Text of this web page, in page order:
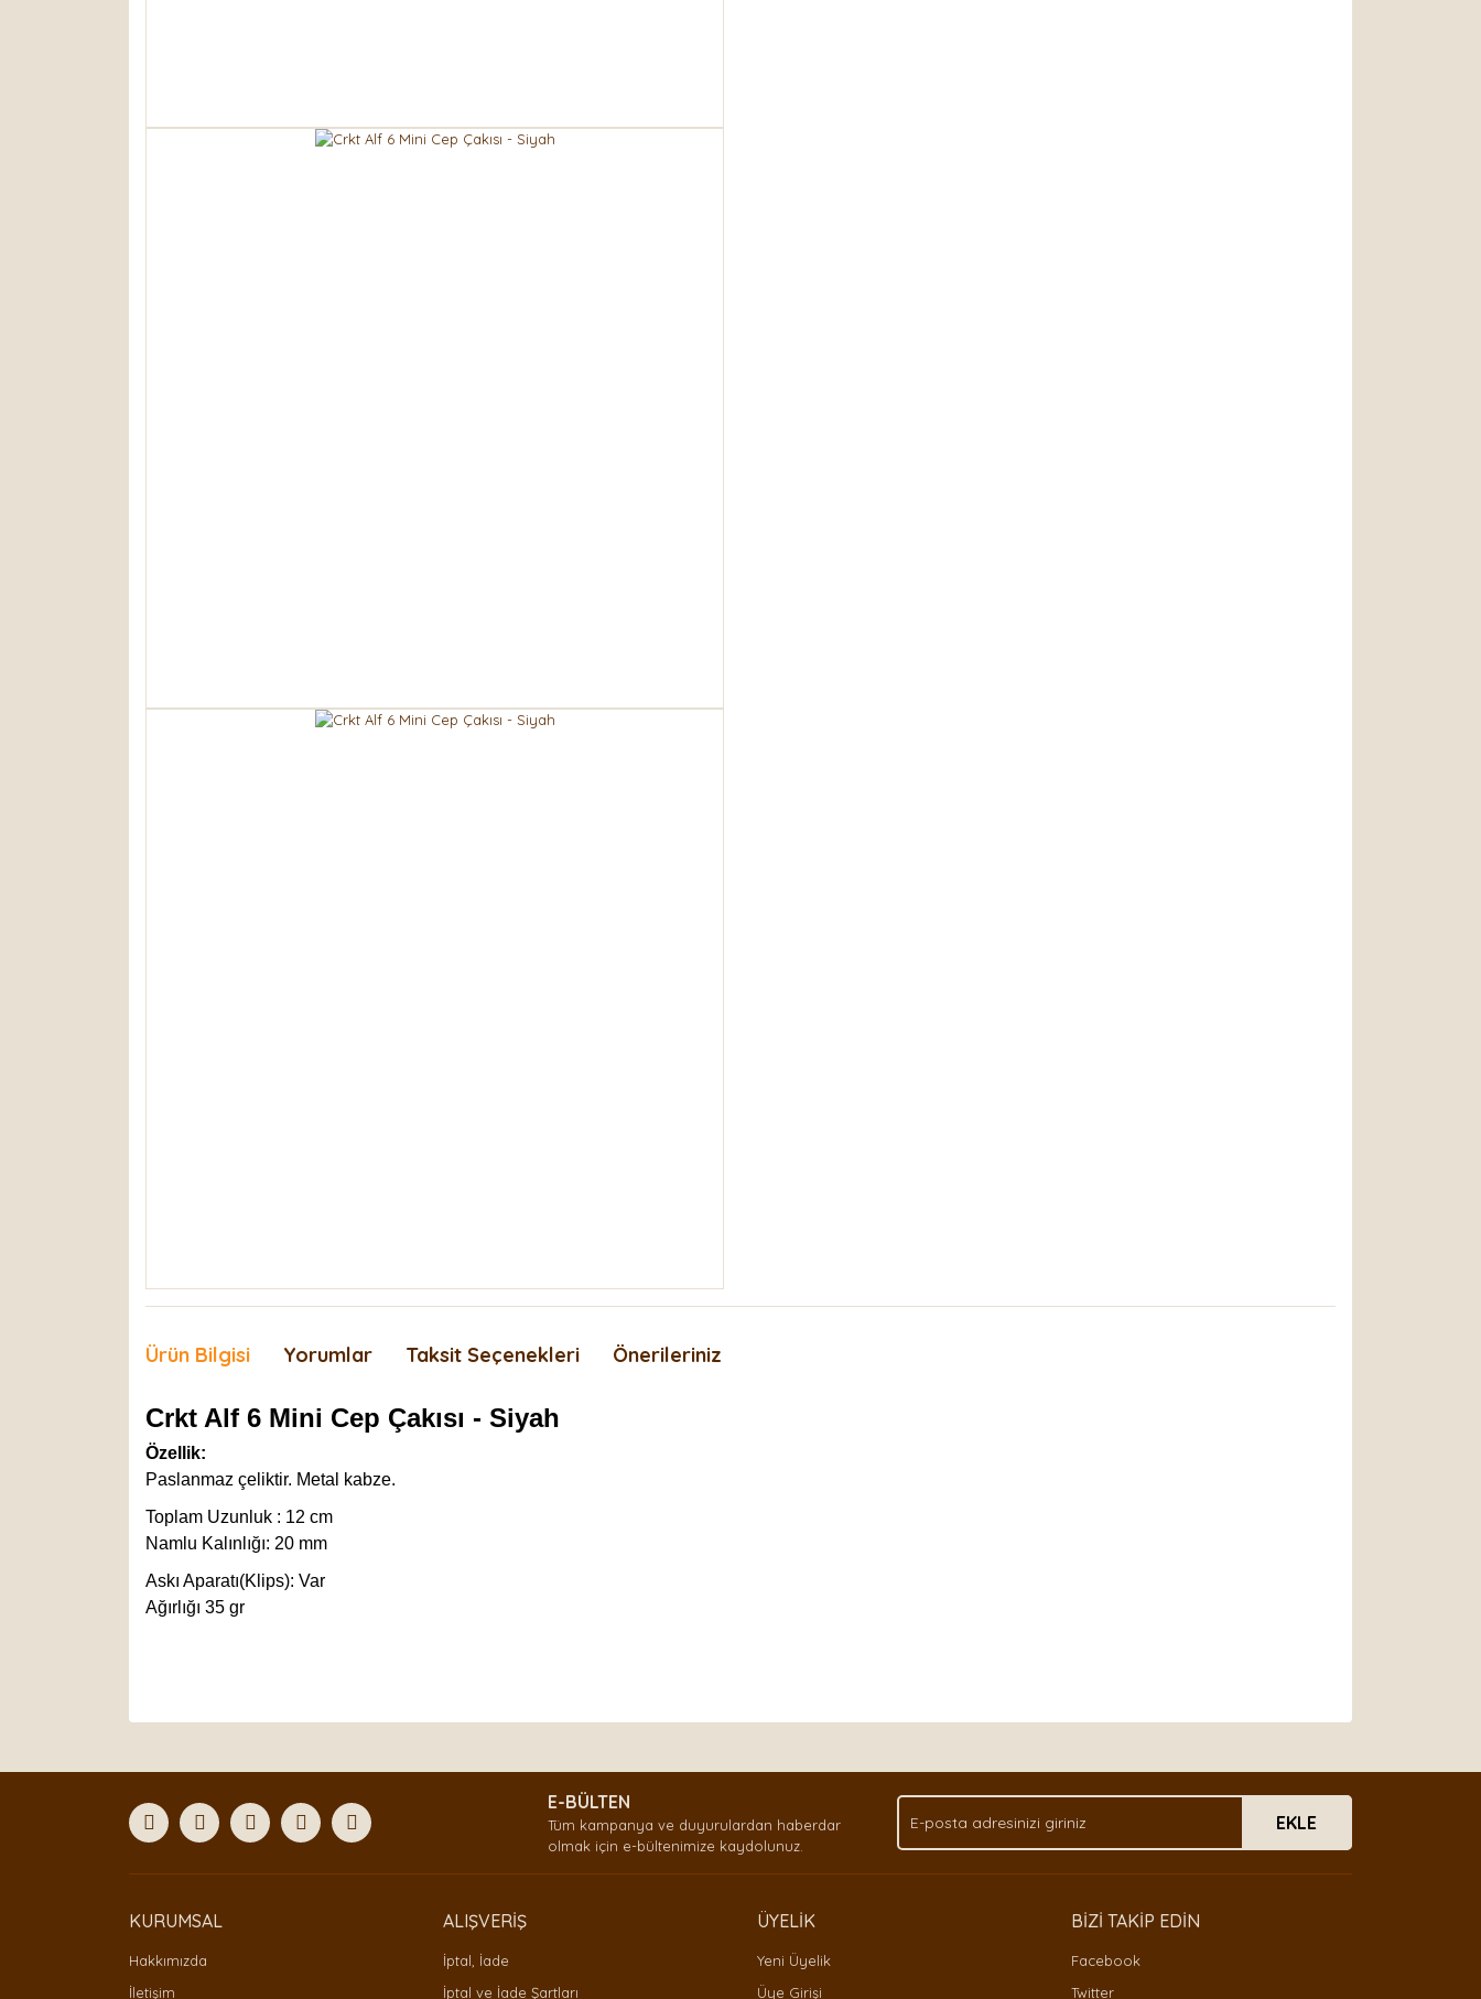
Ürün Bilgisi Yorumlar Taksit Seçenekleri Önerileriniz
Crkt Alf 6 Mini Cep Çakısı - Siyah
Özellik:
Paslanmaz çeliktir. Metal kabze.
Toplam Uzunluk : 12 cm
Namlu Kalınlığı: 20 mm
Askı Aparatı(Klips): Var
Ağırlığı 35 gr
Ürün açıklamasında eksik bilgiler bulunuyor.
Bu ürüne benzer farklı alternatifler olmalı.
E-BÜLTEN
Tüm kampanya ve duyurulardan haberdar
olmak için e-bültenimize kaydolunuz.
EKLE
KURUMSAL
Hakkımızda
İletişim
ALIŞVERİŞ
İptal, İade
İptal ve İade Şartları
ÜYELİK
Yeni Üyelik
Üye Girişi
BİZİ TAKİP EDİN
Facebook
Twitter